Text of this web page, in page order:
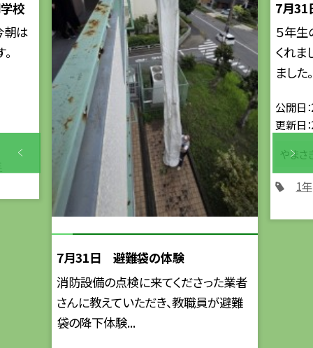
校
朝は
7月31日 避難袋の体験
消防設備の点検に来てくださった業者
さんに教えていただき、教職員が避難
袋の降下体験...
7月
５年
くれま
ました
公開日
更新日
やまさ
1年